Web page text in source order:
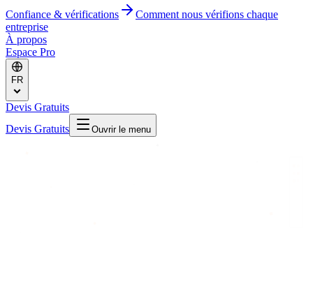
Confiance & vérifications
Comment nous vérifions chaque
entreprise
À propos
Espace Pro
FR
Devis Gratuits
Devis Gratuits
Ouvrir le menu